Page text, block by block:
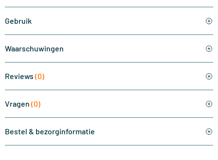
Gebruik
Waarschuwingen
Reviews (0)
Vragen (0)
Bestel & bezorginformatie